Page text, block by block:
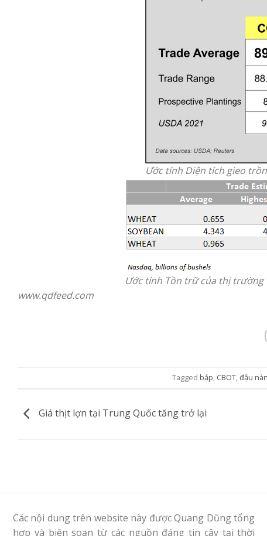
Ước tính Diện tích gieo
Ước tính Tồn trữ của thị trường
www.qdfeed.com
Tagged bắp, CBOT,đậu
Giá thịt lợn tại Trung Quốc tăng trở lại
Các nội dung trên website này được Quang Dũng tổng
hợp và biên soạn từ các nguồn đáng tin cậy tại thời